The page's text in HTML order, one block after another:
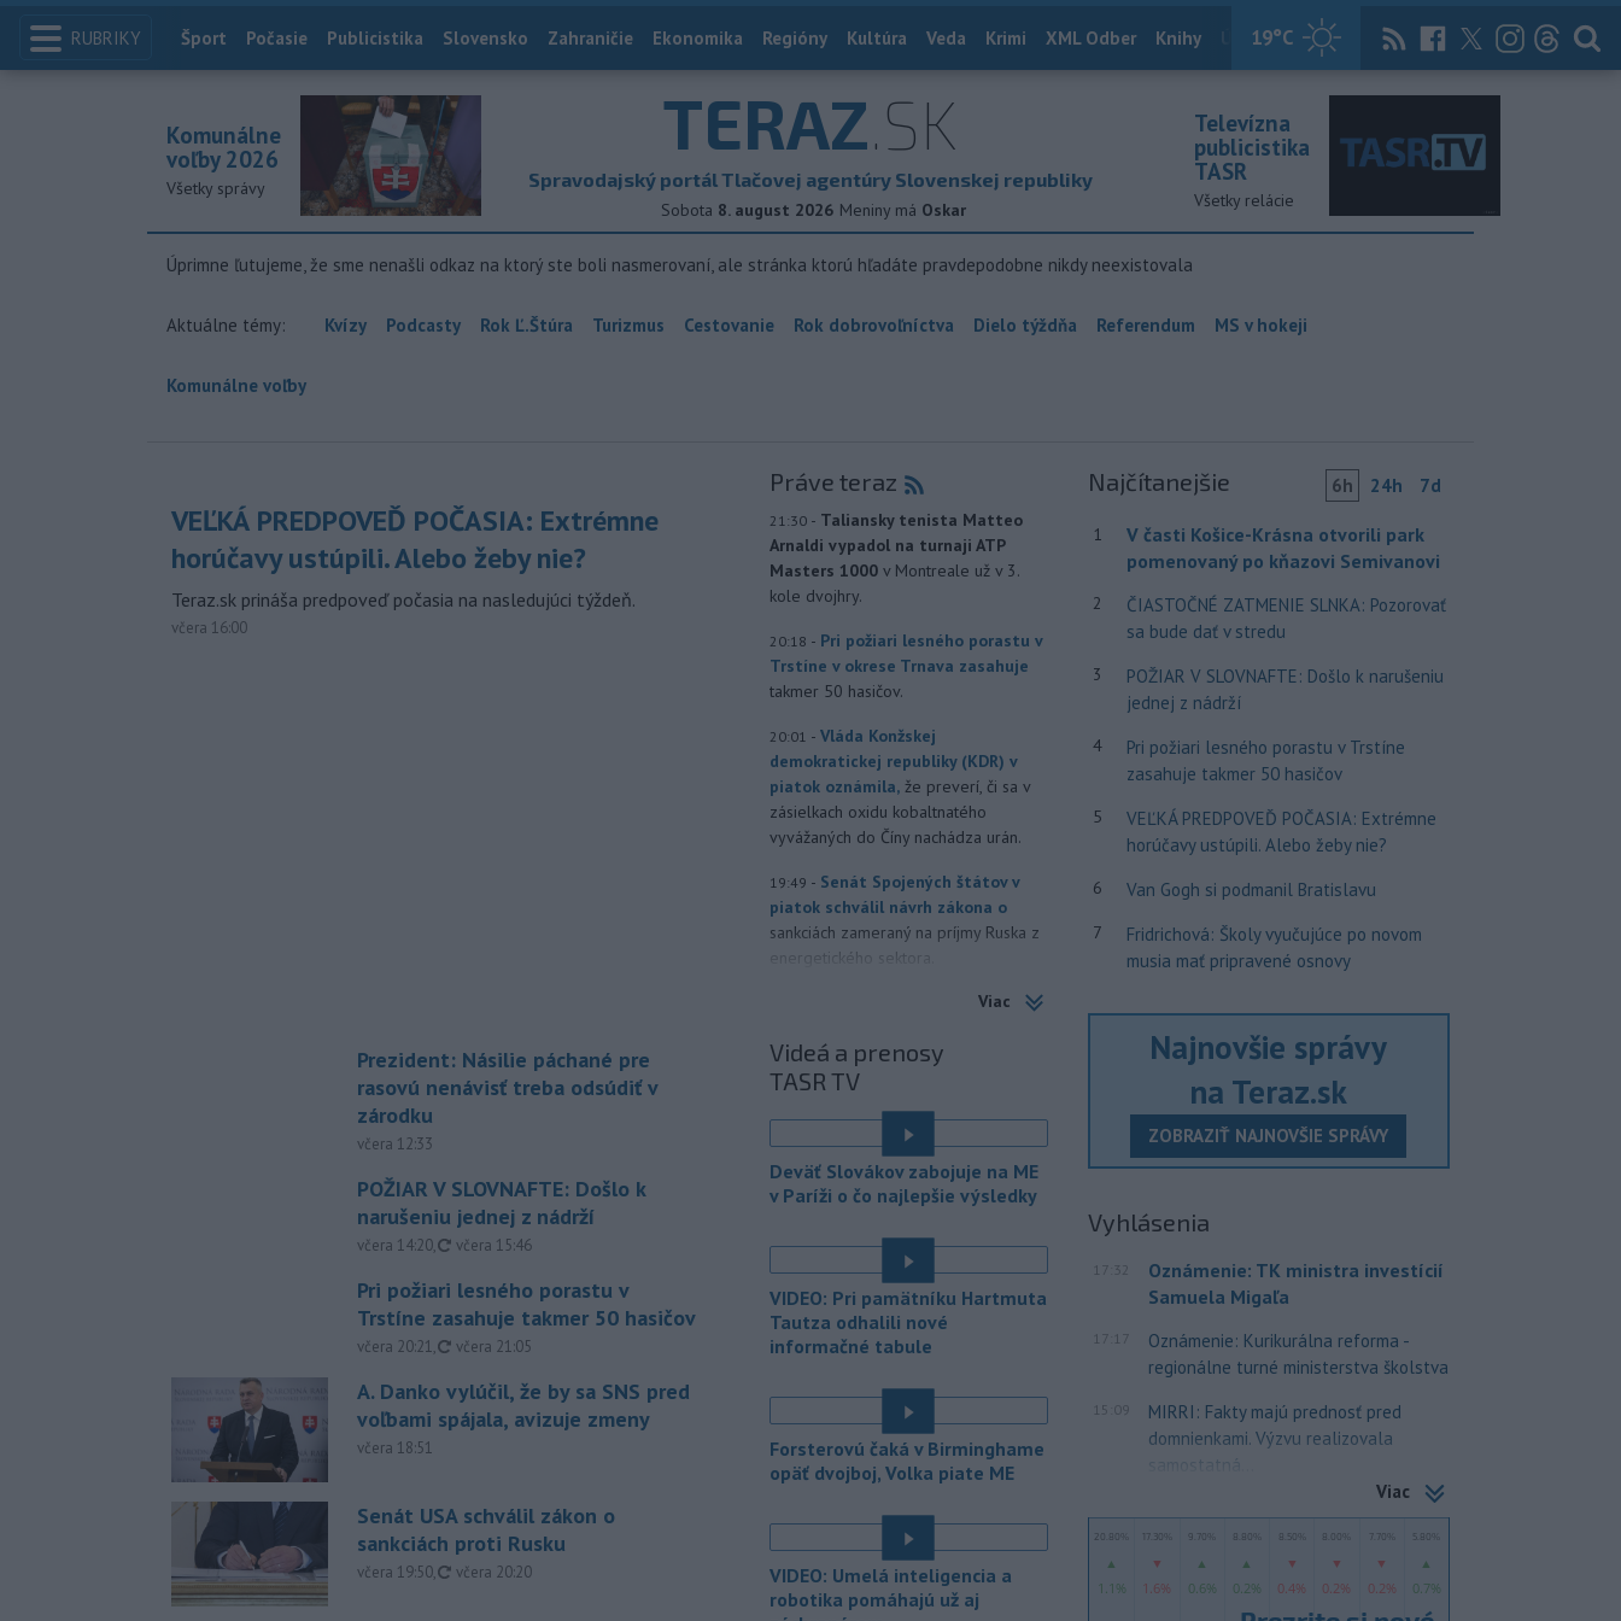
RUBRIKY 19°C
Index
Šport Počasie Publicistika Slovensko Zahraničie Ekonomika Regióny Kultúra Veda Krimi XML Odber Knihy Útulkovo Magazín News Now Archív
TERAZ.SK
Spravodajský portál Tlačovej agentúry Slovenskej republiky
Sobota 8. august 2026 Meniny má Oskar
Komunálne
voľby 2026
Všetky správy
Televízna
publicistika
TASR
Všetky relácie
Úprimne ľutujeme, že sme nenašli odkaz na ktorý ste boli nasmerovaní, ale stránka ktorú hľadáte pravdepodobne nikdy neexistovala
Aktuálne témy: Kvízy Podcasty Rok Ľ.Štúra Turizmus Cestovanie Rok dobrovoľníctva Dielo týždňa Referendum MS v hokeji
Komunálne voľby
VEĽKÁ PREDPOVEĎ POČASIA: Extrémne
horúčavy ustúpili. Alebo žeby nie?
Teraz.sk prináša predpoveď počasia na nasledujúci týždeň.
včera 16:00
Prezident: Násilie páchané pre
rasovú nenávisť treba odsúdiť v
zárodku
včera 12:33
POŽIAR V SLOVNAFTE: Došlo k
narušeniu jednej z nádrží
včera 14:20, aktualizované
včera 15:46
Pri požiari lesného porastu v
Trstíne zasahuje takmer 50 hasičov
včera 20:21, aktualizované
včera 21:05
A. Danko vylúčil, že by sa SNS pred
voľbami spájala, avizuje zmeny
včera 18:51
Senát USA schválil zákon o
sankciách proti Rusku
včera 19:50, aktualizované
včera 20:20
Práve teraz
21:30 - Taliansky tenista Matteo
Arnaldi vypadol na turnaji ATP
Masters 1000 v Montreale už v 3.
kole dvojhry.
20:18 - Pri požiari lesného porastu v
Trstíne v okrese Trnava zasahuje
takmer 50 hasičov.
20:01 - Vláda Konžskej
demokratickej republiky (KDR) v
piatok oznámila, že preverí, či sa v
zásielkach oxidu kobaltnatého
vyvážaných do Číny nachádza urán.
19:49 - Senát Spojených štátov v
piatok schválil návrh zákona o
sankciách zameraný na príjmy Ruska z
energetického sektora.
Slovenská polícia prispela k
ktorý sa podarilo ukončiť
právoplatným odsúdením páchateľa v
15:21 - Piatkový požiar v
bratislavskej rafinérii Slovnaft je
pod kontrolou.Príčina jeho vzniku
TASR to potvrdil hovorca rafinérie
Anton Molnár.
15:17 - Ministerstvo kultúry (MK) SR
upraví verziu opatrenia o
pôsobnosti rezortu.
14:17 -
V bratislavskej rafinérii
Slovnaft horí uskladnený ropný
produkt.
TASR o tom informovala
rafinéria s tým, že obyvateľom nehrozí
13:50 - Jedným zo zdravotných rizík
na festivale môže byť vyššia
Viac
Videá a prenosy
TASR TV
Deväť Slovákov zabojuje na ME
v Paríži o čo najlepšie výsledky
VIDEO: Pri pamätníku Hartmuta
Tautza odhalili nové
informačné tabule
Forsterovú čaká v Birminghame
opäť dvojboj, Volka piate ME
VIDEO: Umelá inteligencia a
robotika pomáhajú už aj
Najčítanejšie 6h 24h 7d
1
V časti Košice-Krásna otvorili park
pomenovaný po kňazovi Semivanovi
2
ČIASTOČNÉ ZATMENIE SLNKA: Pozorovať
sa bude dať v stredu
3
POŽIAR V SLOVNAFTE: Došlo k narušeniu
jednej z nádrží
4
Pri požiari lesného porastu v Trstíne
zasahuje takmer 50 hasičov
5
VEĽKÁ PREDPOVEĎ POČASIA: Extrémne
horúčavy ustúpili. Alebo žeby nie?
6 Van Gogh si podmanil Bratislavu
7
Fridrichová: Školy vyučujúce po novom
musia mať pripravené osnovy
Najnovšie správy
na Teraz.sk
ZOBRAZIŤ NAJNOVŠIE SPRÁVY
Vyhlásenia
17:32
Oznámenie: TK ministra investícií
Samuela Migaľa
17:17
Oznámenie: Kurikurálna reforma -
regionálne turné ministerstva školstva
15:09
MIRRI: Fakty majú prednosť pred
domnienkami. Výzvu realizovala
samostatná...
Viac